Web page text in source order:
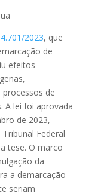
2023, que
de
efeitos
de
A lei foi aprovada
de 2023,
Federal
tese. O marco
da
a demarcação
seriam